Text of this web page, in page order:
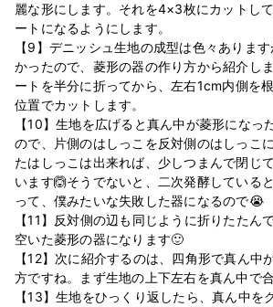
麗な形にします。それを4×3枚にカットし
ートになるようにします。
【9】デニッシュ生地の成型は色々ありま
かったので、菱形の器の作り方から紹介し
ートを半分に折ってから、左右1cm内側を
位置でカットします。
【10】生地を広げると真ん中が菱形になっ
ので、片側のはしっこを反対側のはしっこ
たはしっこは出来れば、少しつまんで閉じ
います🙆‍そうでないと、二次発酵している
って、僕みたいな失敗した器になるので😭
【11】反対側の辺も同じように折りたたん
空いた菱形の器になります🙂
【12】次に紹介するのは、四角形で真ん中
方ですね。まず生地の上下左右を真ん中で
【13】生地をひっくり返したら、真ん中を